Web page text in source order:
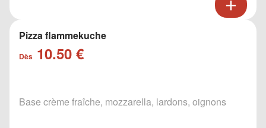
Pizza flammekuche
Dès 10.50 €
Base crème fraîche, mozzarella, lardons, oignons